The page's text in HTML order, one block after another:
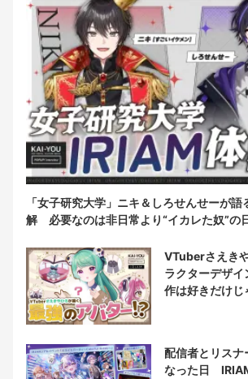
「女子研究大学」ニキ＆しろせんせーが
解 必要なのは非日常より“イカレた奴”の
VTuberさえき
ラクターデザ
作は好きだけじ
配信者とリスナ
なった日